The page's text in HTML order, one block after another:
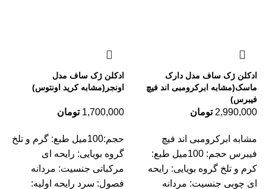
ادکلن ژک ساف مدل دارک
ماسک(مشابه ابرکرومبی اند فیچ
فیبرس)
2,990,000 تومان
مشابه ابرکرومبی اند فیچ
فیبرس حجم: 100میل طبع:
کرم و تلخ گروه بویایی: رایحه
ای چوبی جنسیت: مردانه
ادکلن ژک ساف مدل
اونجر(مشابه کرید اونتوس)
1,700,000 تومان
حجم:100میل طبع: گرم و تلخ
گروه بویایی: رایحه ای
مرکباتی جنسیت: مردانه
فصول: سرد رایحه اولیه: